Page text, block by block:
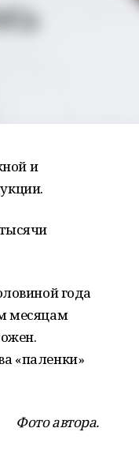
и
года
месяцам
«паленки»
Фото автора.